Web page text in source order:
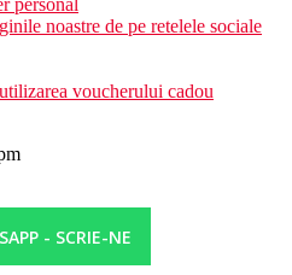
prosoape (gratuit)
in timpul zilei)
in timpul zilei)
personal
noastre de pe retelele sociale
voucherului cadou
- SCRIE-NE